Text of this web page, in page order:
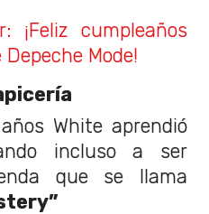
¡Feliz cumpleaños
Mode!
White aprendió
incluso a ser
que se llama